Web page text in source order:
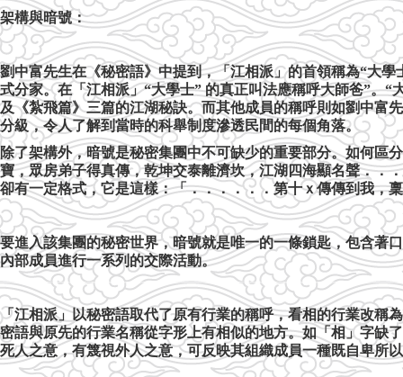
架構與暗號：
劉中富先生在《秘密語》中提到，「江相派」的首領稱為“大
式分家。在「江相派」“大學士” 的真正叫法應稱呼大師爸”。“
及《紮飛篇》三篇的江湖秘訣。而其他成員的稱呼則如劉中富
分級，令人了解到當時的科舉制度滲透民間的每個角落。
除了架構外，暗號是秘密集團中不可缺少的重要部分。如何區
寶，眾房弟子得真傳，乾坤交泰離濟坎，江湖四海顯名聲．．
卻有一定格式，它是這樣：「．．．．．．第十ｘ傳傳到我，
要進入該集團的秘密世界，暗號就是唯一的一條鎖匙，包含著
內部成員進行一系列的交際活動。
「江相派」以秘密語取代了原有行業的稱呼，看相的行業改稱
密語與原先的行業名稱從字形上有相似的地方。如「相」字缺
死人之意，有篾視外人之意，可反映其組織成員一種既自卑所